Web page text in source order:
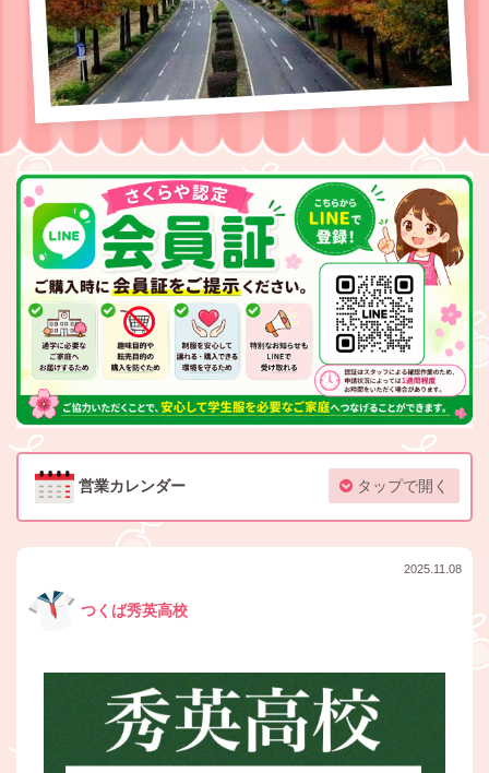
営業カレンダー タップで開く
2025.11.08
つくば秀英高校